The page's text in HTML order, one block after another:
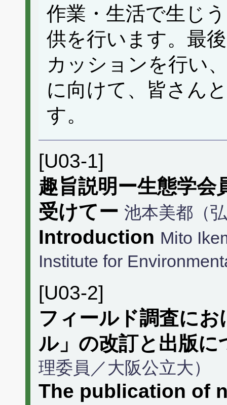
作業・生活で生じ
供を行います。最
カッションを行い
に向けて、皆さん
す。
[U03-1]
趣旨説明ー生態学会
受けてー 池本美都（
Introduction Mito
Institute for
[U03-2]
フィールド調査に
ル」の改訂と出版に
理委員／大阪公立大）
The publication of